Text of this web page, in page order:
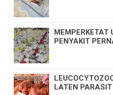
MEMPERKETAT
PENYAKIT
LATEN